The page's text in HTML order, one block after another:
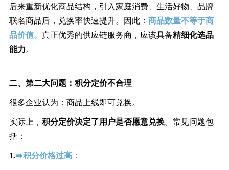
后来重新优化商品结构，引入家庭消费、生活好物、品牌
联名商品后，兑换率快速提升。因此： 商品数量不等于商
品价值。 真正优秀的供应链服务商，应该具备精细化选品
能力。
二、 第二大问题： 积分定价不合理
很多企业认为：商品上线即可兑换。
实际上， 积分定价决定了用户是否愿意兑换。常见问题包
括：
1.➡️积分价格过高：